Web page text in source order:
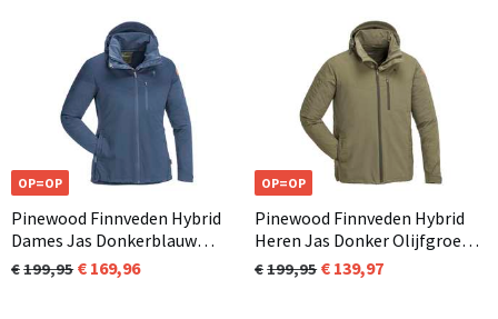
OP=OP
Pinewood Finnveden Hybrid
Dames Jas Donkerblauw
(349)
199,95 169,96
OP=OP
Pinewood Finnveden Hybrid
Heren Jas Donker Olijfgroen
(723)
199,95 139,97